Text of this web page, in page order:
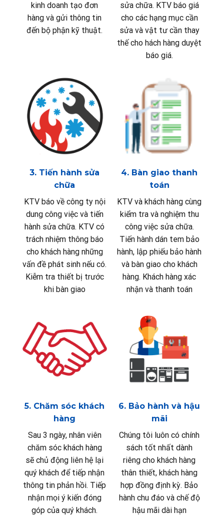
kinh doanh tạo đơn
hàng và gửi thông tin
đến bộ phận kỹ thuật.
sửa chữa. KTV báo giá
cho các hạng mục cần
sửa và vật tư cần thay
thế cho hách hàng duyệt
báo giá.
3. Tiến hành sửa
chữa
KTV báo về công ty nội
dung công việc và tiến
hành sửa chữa. KTV có
trách nhiệm thông báo
cho khách hàng những
vấn đề phát sinh nếu có.
Kiễm tra thiết bị trước
khi bàn giao
4. Bàn giao thanh
toán
KTV và khách hàng cùng
kiểm tra và nghiệm thu
công việc sửa chữa.
Tiến hành dán tem bảo
hành, lập phiếu bảo hành
và bàn giao cho khách
hàng. Khách hàng xác
nhận và thanh toán
5. Chăm sóc khách
hàng
Sau 3 ngày, nhân viên
chăm sóc khách hàng
sẽ chủ động liên hệ lại
quý khách để tiếp nhận
thông tin phản hồi. Tiếp
nhận mọi ý kiến đóng
góp của quý khách.
6. Bảo hành và hậu
mãi
Chúng tôi luôn có chính
sách tốt nhất dành
riêng cho khách hàng
thân thiết, khách hàng
hợp đồng định kỳ. Bảo
hành chu đáo và chế độ
hậu mãi dài hạn